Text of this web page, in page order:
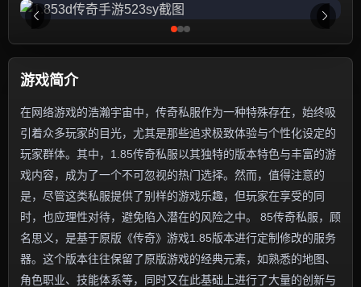
游戏简介
在网络游戏的浩瀚宇宙中，传奇私服作为一种特殊存在，始终吸
引着众多玩家的目光，尤其是那些追求极致体验与个性化设定的
玩家群体。其中，1.85传奇私服以其独特的版本特色与丰富的游
戏内容，成为了一个不可忽视的热门选择。然而，值得注意的
是，尽管这类私服提供了别样的游戏乐趣，但玩家在享受的同
时，也应理性对待，避免陷入潜在的风险之中。 85传奇私服，顾
名思义，是基于原版《传奇》游戏1.85版本进行定制修改的服务
器。这个版本往往保留了原版游戏的经典元素，如熟悉的地图、
角色职业、技能体系等，同时又在此基础上进行了大量的创新与